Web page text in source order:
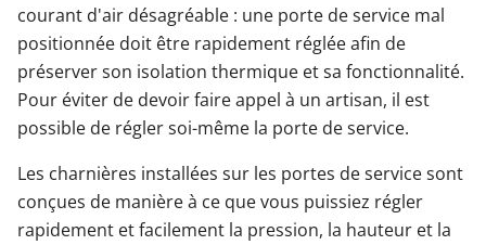
Portes d'entrée
Protections solaires
Garages & Carports
courant d'air désagréable : une porte de service mal
positionnée doit être rapidement réglée afin de
préserver son isolation thermique et sa fonctionnalité.
Pour éviter de devoir faire appel à un artisan, il est
possible de régler soi-même la porte de service.
Les charnières installées sur les portes de service sont
conçues de manière à ce que vous puissiez régler
rapidement et facilement la pression, la hauteur et la